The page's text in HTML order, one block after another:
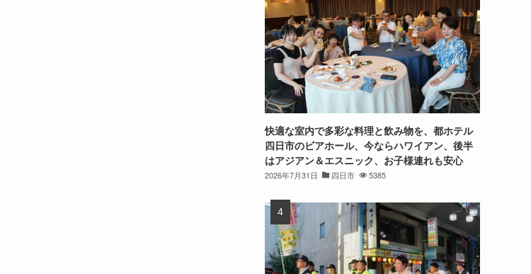
快適な室内で多彩な料理と飲み物を、都ホテル
四日市のビアホール、今ならハワイアン、後半
はアジアン＆エスニック、お子様連れも安心
2026年7月31日 四日市 5385